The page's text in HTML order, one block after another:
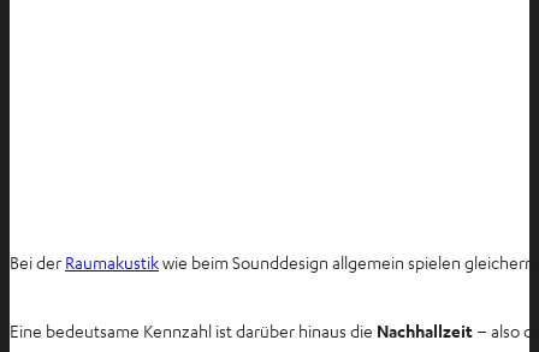
Bei der Raumakustikwie beim Sounddesign allgemein spielen
Eine bedeutsame Kennzahl ist darüber hinaus die Nachhallzeit – also